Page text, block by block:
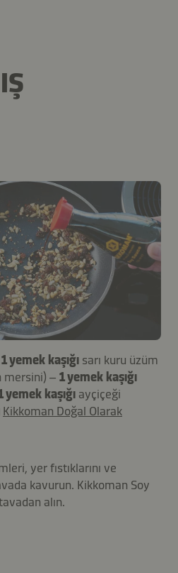
1 yemek kaşığı sarı kuru üzüm
mersini) – 1 yemek kaşığı
yemek kaşığı ayçiçeği
Kikkoman Doğal Olarak
yer fıstıklarını ve
kavurun. Kikkoman Soy
alın.